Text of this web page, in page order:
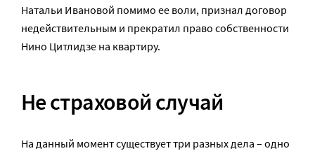
Натальи Ивановой помимо ее воли, признал договор
недействительным и прекратил право собственности
Нино Цитлидзе на квартиру.
Не страховой случай
На данный момент существует три разных дела – одно